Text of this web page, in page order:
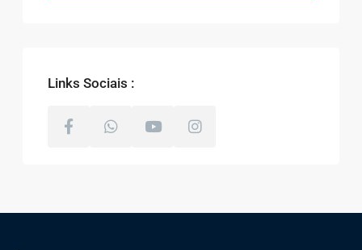
Links Sociais :